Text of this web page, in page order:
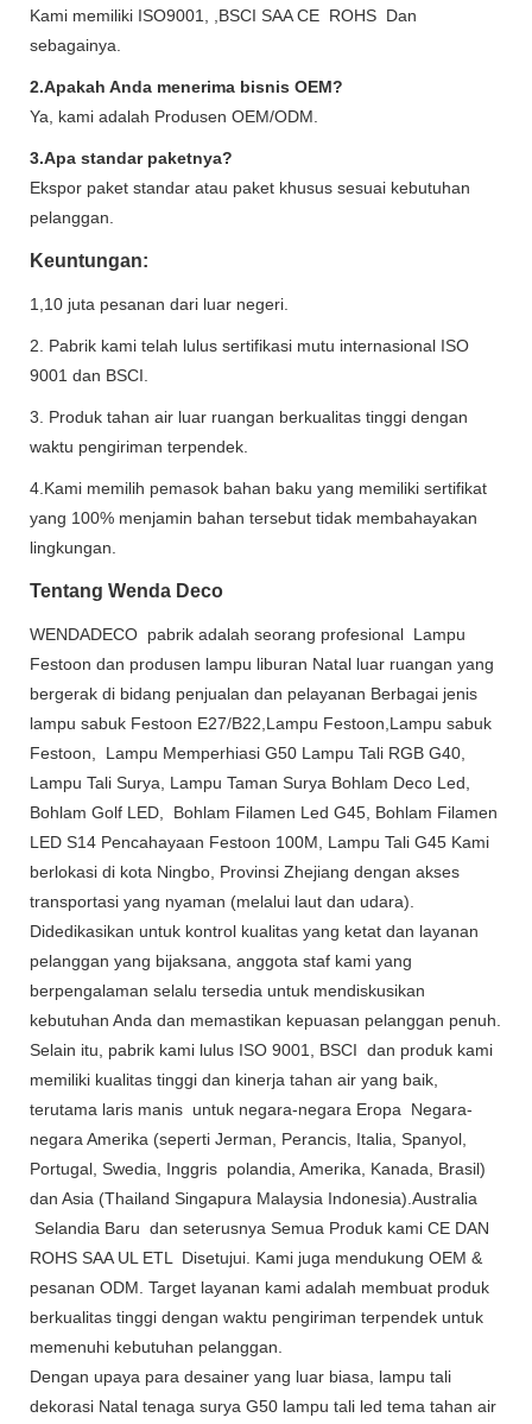
Kami memiliki ISO9001, ,BSCI SAA CE ROHS Dan
sebagainya.
2.Apakah Anda menerima bisnis OEM?
Ya, kami adalah Produsen OEM/ODM.
3.Apa standar paketnya?
Ekspor paket standar atau paket khusus sesuai kebutuhan
pelanggan.
Keuntungan:
1,10 juta pesanan dari luar negeri.
2. Pabrik kami telah lulus sertifikasi mutu internasional ISO
9001 dan BSCI.
3. Produk tahan air luar ruangan berkualitas tinggi dengan
waktu pengiriman terpendek.
4.Kami memilih pemasok bahan baku yang memiliki sertifikat
yang 100% menjamin bahan tersebut tidak membahayakan
lingkungan.
Tentang Wenda Deco
WENDADECO pabrik adalah seorang profesional Lampu
Festoon dan produsen lampu liburan Natal luar ruangan yang
bergerak di bidang penjualan dan pelayanan Berbagai jenis
lampu sabuk Festoon E27/B22,Lampu Festoon,Lampu sabuk
Festoon, Lampu Memperhiasi G50 Lampu Tali RGB G40,
Lampu Tali Surya, Lampu Taman Surya Bohlam Deco Led,
Bohlam Golf LED, Bohlam Filamen Led G45, Bohlam Filamen
LED S14 Pencahayaan Festoon 100M, Lampu Tali G45 Kami
berlokasi di kota Ningbo, Provinsi Zhejiang dengan akses
transportasi yang nyaman (melalui laut dan udara).
Didedikasikan untuk kontrol kualitas yang ketat dan layanan
pelanggan yang bijaksana, anggota staf kami yang
berpengalaman selalu tersedia untuk mendiskusikan
kebutuhan Anda dan memastikan kepuasan pelanggan penuh.
Selain itu, pabrik kami lulus ISO 9001, BSCI dan produk kami
memiliki kualitas tinggi dan kinerja tahan air yang baik,
terutama laris manis untuk negara-negara Eropa Negara-
negara Amerika (seperti Jerman, Perancis, Italia, Spanyol,
Portugal, Swedia, Inggris polandia, Amerika, Kanada, Brasil)
dan Asia (Thailand Singapura Malaysia Indonesia).Australia
Selandia Baru dan seterusnya Semua Produk kami CE DAN
ROHS SAA UL ETL Disetujui. Kami juga mendukung OEM &
pesanan ODM. Target layanan kami adalah membuat produk
berkualitas tinggi dengan waktu pengiriman terpendek untuk
memenuhi kebutuhan pelanggan.
Dengan upaya para desainer yang luar biasa, lampu tali
dekorasi Natal tenaga surya G50 lampu tali led tema tahan air